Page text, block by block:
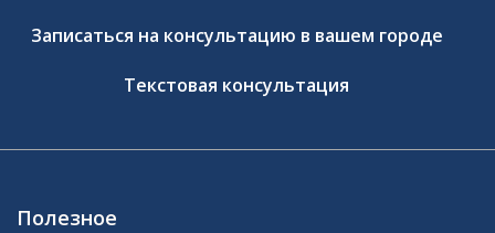
Записаться на консультацию в вашем городе
Текстовая консультация
Полезное